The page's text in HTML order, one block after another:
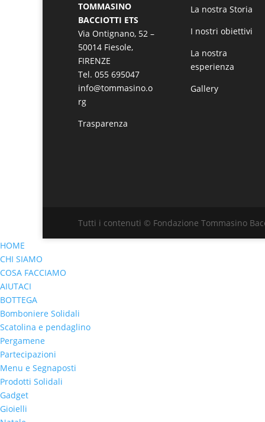
TOMMASINO
BACCIOTTI ETS
Via Ontignano, 52 –
50014 Fiesole,
FIRENZE
Tel. 055 695047
info@tommasino.o
rg
Trasparenza
La nostra Storia
I nostri obiettivi
La nostra
esperienza
Gallery
Tutti i contenuti © Fondazione Tommasino
HOME
CHI SIAMO
COSA FACCIAMO
AIUTACI
BOTTEGA
Bomboniere Solidali
Scatolina e pendaglino
Pergamene
Partecipazioni
Menu e Segnaposti
Prodotti Solidali
Gadget
Gioielli